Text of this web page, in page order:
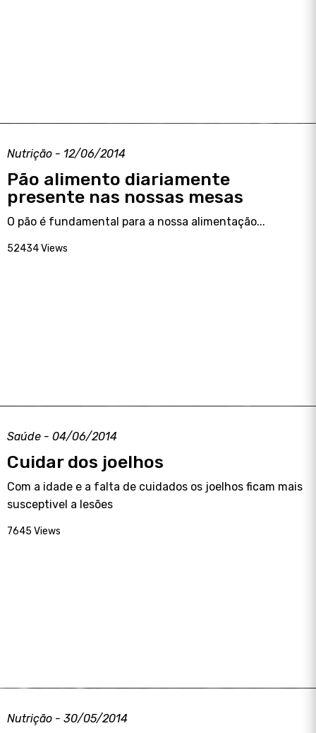
Nutrição - 12/06/2014
Pão alimento diariamente
presente nas nossas mesas
O pão é fundamental para a nossa alimentação...
52434 Views
Saúde - 04/06/2014
Cuidar dos joelhos
Com a idade e a falta de cuidados os joelhos ficam mais
susceptivel a lesões
7645 Views
Nutrição - 30/05/2014